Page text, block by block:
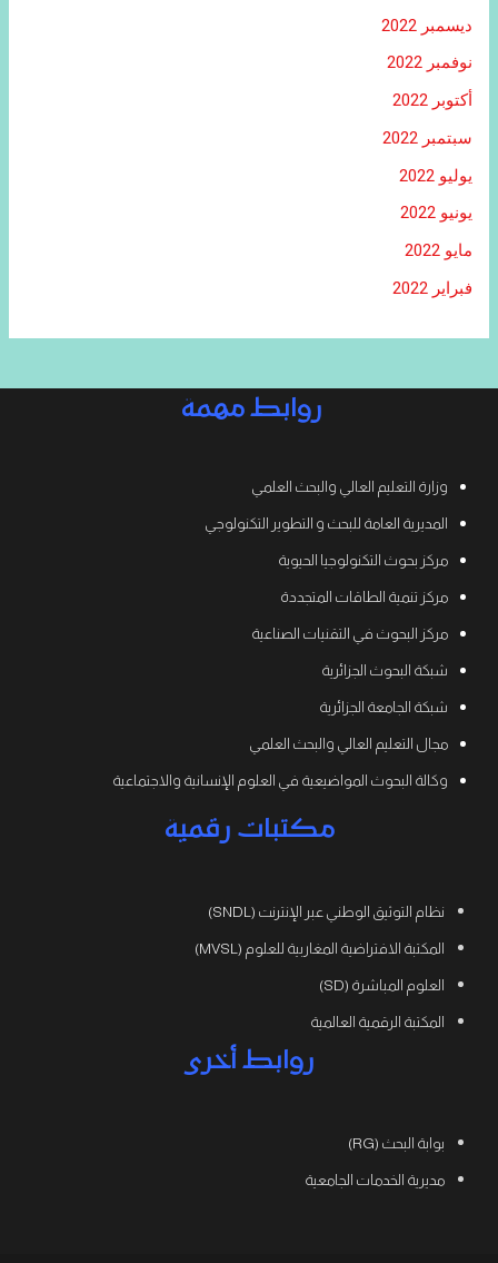
ديسمبر 2022
نوفمبر 2022
أكتوبر 2022
سبتمبر 2022
يوليو 2022
يونيو 2022
مايو 2022
فبراير 2022
روابط مهمة
وزارة التعليم العالي والبحث العلمي
المديرية العامة للبحث و التطوير التكنولوجي
مركز بحوث التكنولوجيا الحيوية
مركز تنمية الطاقات المتجددة
مركز البحوث في التقنيات الصناعية
شبكة البحوث الجزائرية
شبكة الجامعة الجزائرية
مجال التعليم العالي والبحث العلمي
وكالة البحوث المواضيعية في العلوم الإنسانية والاجتماعية
مكتبات رقمية
نظام التوثيق الوطني عبر الإنترنت (SNDL)
المكتبة الافتراضية المغاربية للعلوم (MVSL)
العلوم المباشرة (SD)
المكتبة الرقمية العالمية
روابط أخرى
بوابة البحث (RG)
مديرية الخدمات الجامعية